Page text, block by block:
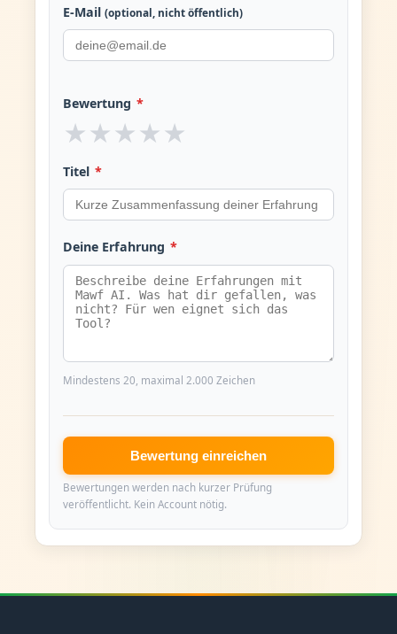
E-Mail (optional, nicht öffentlich)
Bewertung *
★ ★ ★ ★ ★
Titel *
Deine Erfahrung *
Mindestens 20, maximal 2.000 Zeichen
Bewertung einreichen
Bewertungen werden nach kurzer Prüfung
veröffentlicht. Kein Account nötig.